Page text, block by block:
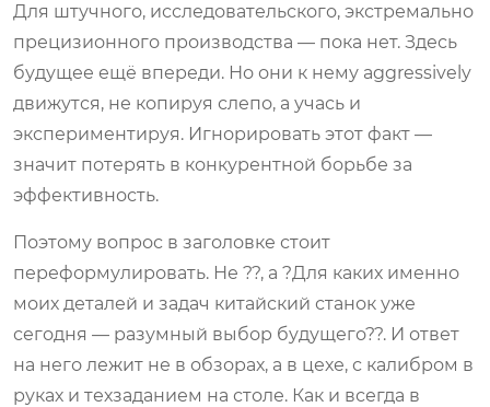
Для штучного, исследовательского, экстремально
прецизионного производства — пока нет. Здесь
будущее ещё впереди. Но они к нему aggressively
движутся, не копируя слепо, а учась и
экспериментируя. Игнорировать этот факт —
значит потерять в конкурентной борьбе за
эффективность.
Поэтому вопрос в заголовке стоит
переформулировать. Не ??, а ?Для каких именно
моих деталей и задач китайский станок уже
сегодня — разумный выбор будущего??. И ответ
на него лежит не в обзорах, а в цехе, с калибром в
руках и техзаданием на столе. Как и всегда в